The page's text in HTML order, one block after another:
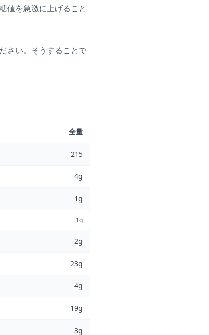
値を急激に上げること
さい。そうすることで
全量
215
4g
1g
1g
2g
23g
4g
19g
3g